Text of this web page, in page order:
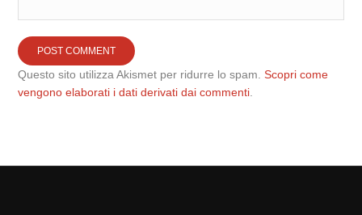
Questo sito utilizza Akismet per ridurre lo spam.Scopri come
vengono elaborati i dati derivati dai commenti